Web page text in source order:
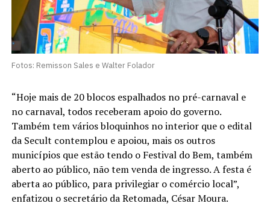
Fotos: Remisson Sales e Walter Folador
“Hoje mais de 20 blocos espalhados no pré-carnaval e
no carnaval, todos receberam apoio do governo.
Também tem vários bloquinhos no interior que o edital
da Secult contemplou e apoiou, mais os outros
municípios que estão tendo o Festival do Bem, também
aberto ao público, não tem venda de ingresso. A festa é
aberta ao público, para privilegiar o comércio local”,
enfatizou o secretário da Retomada, César Moura.